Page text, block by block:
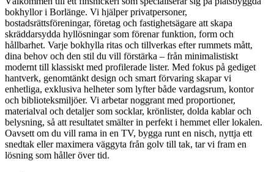
bokhyllor i Borlänge. Vi hjälper privatpersoner,
bostadsrättsföreningar, företag och fastighetsägare att skapa
skräddarsydda hyllösningar som förenar funktion, form och
hållbarhet. Varje bokhylla ritas och tillverkas efter rummets mått,
dina behov och den stil du vill förstärka – från minimalistiskt
modernt till klassiskt med profilerade lister. Med fokus på gediget
hantverk, genomtänkt design och smart förvaring skapar vi
enhetliga, exklusiva helheter som lyfter både vardagsrum, kontor
och biblioteksmiljöer. Vi arbetar noggrant med proportioner,
materialval och detaljer som socklar, krönlister, dolda kablar och
belysning, så att resultatet smälter in perfekt i hemmet eller lokalen.
Oavsett om du vill rama in en TV, bygga runt en nisch, nyttja ett
snedtak eller maximera väggyta från golv till tak, tar vi fram en
lösning som håller över tid.